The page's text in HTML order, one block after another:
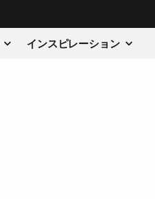
インスピレーション